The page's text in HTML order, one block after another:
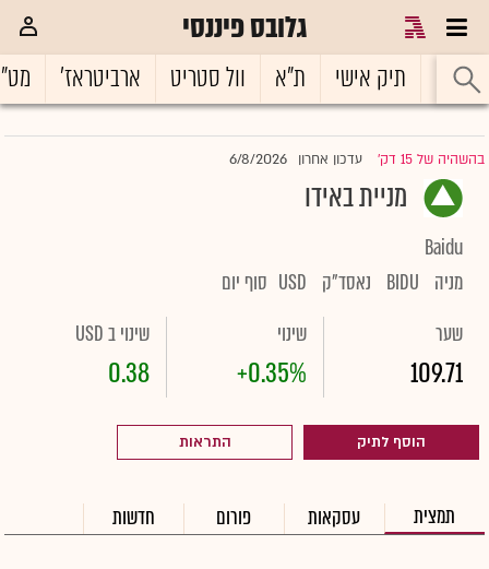
גלובס פיננסי
ראשי תיק אישי ת"א וול סטריט ארביטראז'
בהשהיה של 15 דק' |עדכון אחרון 6/8/2026
מניית באידו
Baidu
מניה
BIDU נאסד"ק USD סוף יום
שער
109.71
שינוי
+0.35%
שינוי ב USD
0.38
הוסף לתיק התראות
תמצית עסקאות פורום חדשות